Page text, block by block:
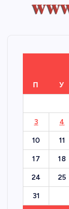
П У
3 4
10 11
17 18
24 25
31